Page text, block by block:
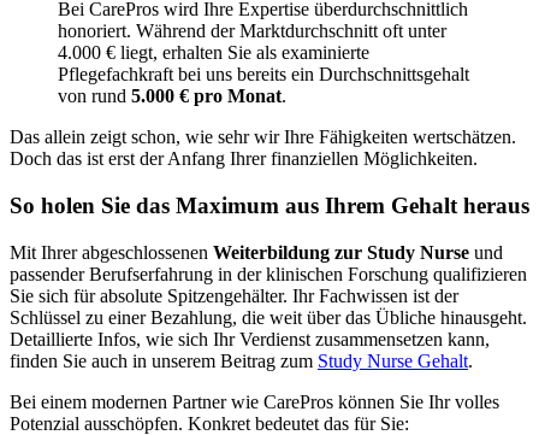
Bei CarePros wird Ihre Expertise überdurchschnittlich
honoriert. Während der Marktdurchschnitt oft unter
4.000 € liegt, erhalten Sie als examinierte
Pflegefachkraft bei uns bereits ein Durchschnittsgehalt
von rund 5.000 € pro Monat.
Das allein zeigt schon, wie sehr wir Ihre Fähigkeiten wertschätzen.
Doch das ist erst der Anfang Ihrer finanziellen Möglichkeiten.
So holen Sie das Maximum aus Ihrem Gehalt heraus
Mit Ihrer abgeschlossenen Weiterbildung zur Study Nurse und
passender Berufserfahrung in der klinischen Forschung qualifizieren
Sie sich für absolute Spitzengehälter. Ihr Fachwissen ist der
Schlüssel zu einer Bezahlung, die weit über das Übliche hinausgeht.
Detaillierte Infos, wie sich Ihr Verdienst zusammensetzen kann,
finden Sie auch in unserem Beitrag zum Study Nurse Gehalt.
Bei einem modernen Partner wie CarePros können Sie Ihr volles
Potenzial ausschöpfen. Konkret bedeutet das für Sie: